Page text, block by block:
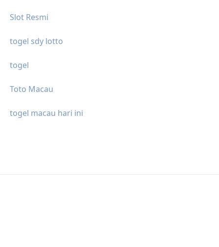
Slot Resmi
togel sdy lotto
togel
Toto Macau
togel macau hari ini